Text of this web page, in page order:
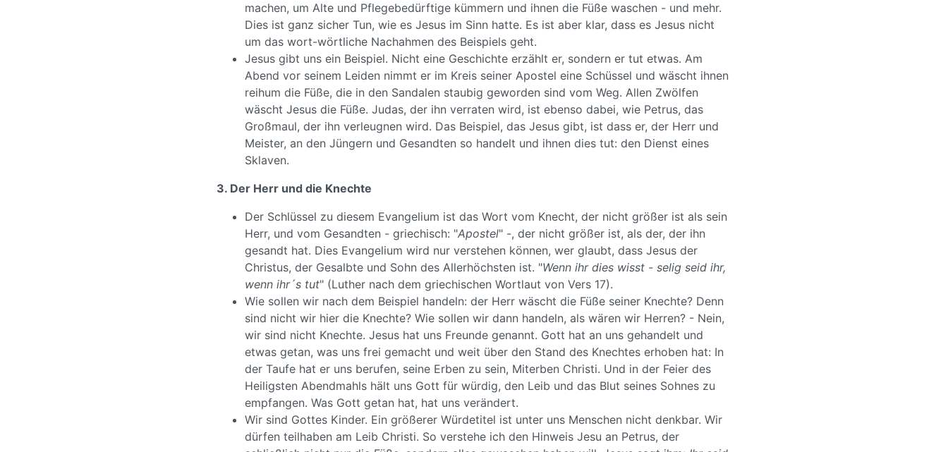
machen, um Alte und Pflegebedürftige kümmern und ihnen die Füße waschen - und mehr.
Dies ist ganz sicher Tun, wie es Jesus im Sinn hatte. Es ist aber klar, dass es Jesus nicht
um das wort-wörtliche Nachahmen des Beispiels geht.
Jesus gibt uns ein Beispiel. Nicht eine Geschichte erzählt er, sondern er tut etwas. Am
Abend vor seinem Leiden nimmt er im Kreis seiner Apostel eine Schüssel und wäscht ihnen
reihum die Füße, die in den Sandalen staubig geworden sind vom Weg. Allen Zwölfen
wäscht Jesus die Füße. Judas, der ihn verraten wird, ist ebenso dabei, wie Petrus, das
Großmaul, der ihn verleugnen wird. Das Beispiel, das Jesus gibt, ist dass er, der Herr und
Meister, an den Jüngern und Gesandten so handelt und ihnen dies tut: den Dienst eines
Sklaven.
3. Der Herr und die Knechte
Der Schlüssel zu diesem Evangelium ist das Wort vom Knecht, der nicht größer ist als sein
Herr, und vom Gesandten - griechisch: "Apostel" -, der nicht größer ist, als der, der ihn
gesandt hat. Dies Evangelium wird nur verstehen können, wer glaubt, dass Jesus der
Christus, der Gesalbte und Sohn des Allerhöchsten ist. "Wenn ihr dies wisst - selig seid ihr,
wenn ihr´s tut" (Luther nach dem griechischen Wortlaut von Vers 17).
Wie sollen wir nach dem Beispiel handeln: der Herr wäscht die Füße seiner Knechte? Denn
sind nicht wir hier die Knechte? Wie sollen wir dann handeln, als wären wir Herren? - Nein,
wir sind nicht Knechte. Jesus hat uns Freunde genannt. Gott hat an uns gehandelt und
etwas getan, was uns frei gemacht und weit über den Stand des Knechtes erhoben hat: In
der Taufe hat er uns berufen, seine Erben zu sein, Miterben Christi. Und in der Feier des
Heiligsten Abendmahls hält uns Gott für würdig, den Leib und das Blut seines Sohnes zu
empfangen. Was Gott getan hat, hat uns verändert.
Wir sind Gottes Kinder. Ein größerer Würdetitel ist unter uns Menschen nicht denkbar. Wir
dürfen teilhaben am Leib Christi. So verstehe ich den Hinweis Jesu an Petrus, der